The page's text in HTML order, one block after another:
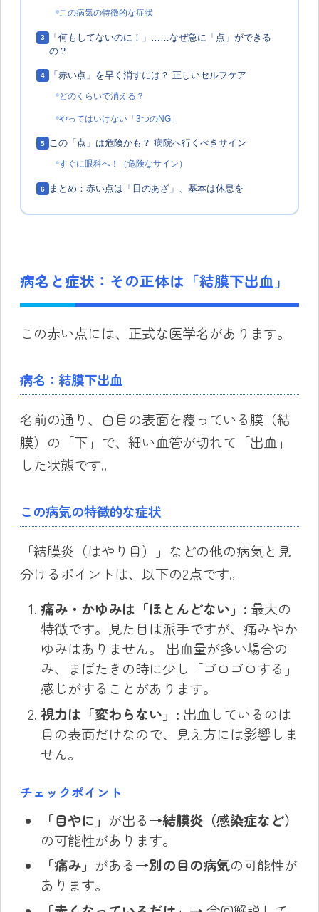
この病気の特徴的な症状
3
「何もしてないのに！」……なぜ急に「点」ができる
の？
4 「赤い点」を早く消すには？ 正しいセルフケア
どのくらいで消える？
やってはいけない「3つのNG」
5 この「点」は危険かも？ 病院へ行くべきサイン
すぐに眼科へ！（危険なサイン）
6 まとめ：赤い点は「目のあざ」、基本は休息を
病名と症状：その正体は「結膜下出血」
この赤い点には、正式な医学名があります。
病名：結膜下出血
名前の通り、白目の表面を覆っている膜（結
膜）の「下」で、細い血管が切れて「出血」
した状態です。
この病気の特徴的な症状
「結膜炎（はやり目）」などの他の病気と見
分けるポイントは、以下の2点です。
痛み・かゆみは「ほとんどない」: 最大の
特徴です。見た目は派手ですが、痛みやか
ゆみはありません。 出血量が多い場合の
み、まばたきの時に少し「ゴロゴロする」
感じがすることがあります。
視力は「変わらない」: 出血しているのは
目の表面だけなので、見え方には影響しま
せん。
チェックポイント
「目やに」 が出る→結膜炎（感染症など）
の可能性があります。
「痛み」 がある→別の目の病気の可能性が
あります。